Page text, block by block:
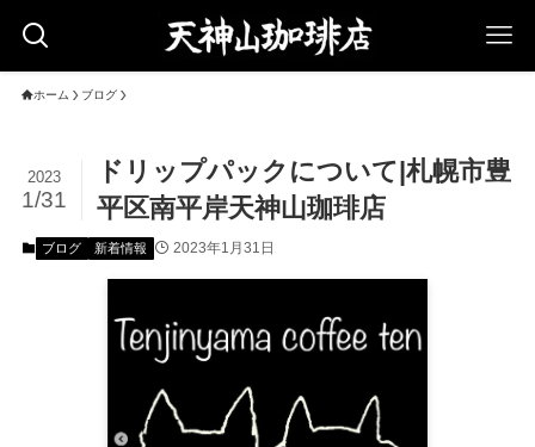
ホーム ブログ
ドリップパックについて|札幌市豊
平区南平岸天神山珈琲店
2023
1/31
ブログ 新着情報 2023年1月31日